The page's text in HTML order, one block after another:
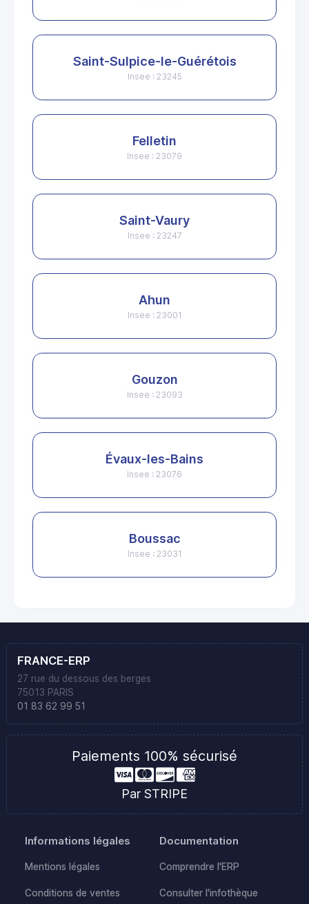
Saint-Sulpice-le-Guérétois
Insee : 23245
Felletin
Insee : 23079
Saint-Vaury
Insee : 23247
Ahun
Insee : 23001
Gouzon
Insee : 23093
Évaux-les-Bains
Insee : 23076
Boussac
Insee : 23031
FRANCE-ERP
27 rue du dessous des berges
75013 PARIS
01 83 62 99 51
Paiements 100% sécurisé
Par STRIPE
Informations légales
Mentions légales
Conditions de ventes
Documentation
Comprendre l'ERP
Consulter l'infothèque